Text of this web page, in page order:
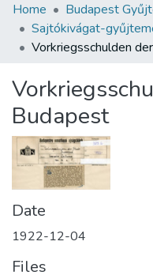
Communities &
All of DSpace
About us
Home Budapest
Sajtókivágat-
Budapest
Date
1922-12-04
Files